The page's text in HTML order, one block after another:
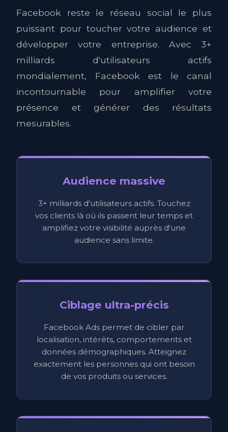
Facebook reste le réseau social le plus
puissant pour toucher votre audience et
développer votre entreprise. Avec 3+
milliards d'utilisateurs actifs
mondialement, Facebook est le canal
incontournable pour amplifier votre
présence et générer des résultats
mesurables.
Audience massive
3+ milliards d'utilisateurs actifs. Touchez
vos clients là où ils passent leur temps et
amplifiez votre visibilité auprès d'une
audience sans limite.
Ciblage ultra-précis
Facebook Ads permet de cibler par
localisation, intérêts, comportements et
données démographiques. Atteignez
exactement les personnes qui ont besoin
de vos produits ou services.